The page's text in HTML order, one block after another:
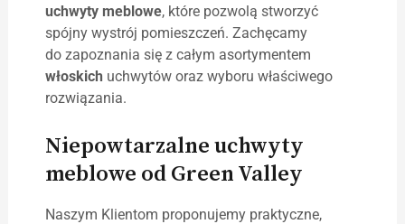
uchwyty meblowe, które pozwolą stworzyć
spójny wystrój pomieszczeń. Zachęcamy
do zapoznania się z całym asortymentem
włoskich uchwytów oraz wyboru właściwego
rozwiązania.
Niepowtarzalne uchwyty
meblowe od Green Valley
Naszym Klientom proponujemy praktyczne,